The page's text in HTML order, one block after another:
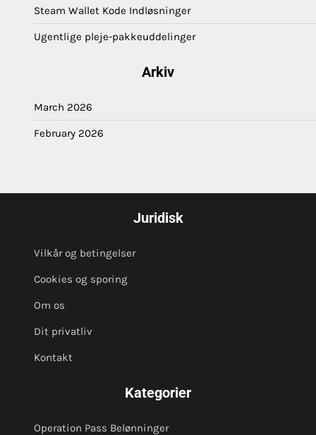
Steam Wallet Kode Indløsninger
Ugentlige pleje-pakkeuddelinger
Arkiv
March 2026
February 2026
Juridisk
Vilkår og betingelser
Cookies og sporing
Om os
Dit privatliv
Kontakt
Kategorier
Operation Pass Belønninger